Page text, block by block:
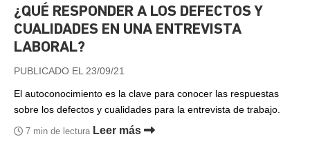
¿QUÉ RESPONDER A LOS DEFECTOS Y
CUALIDADES EN UNA ENTREVISTA
LABORAL?
PUBLICADO EL 23/09/21
El autoconocimiento es la clave para conocer las respuestas
sobre los defectos y cualidades para la entrevista de trabajo.
7 min de lectura Leer más